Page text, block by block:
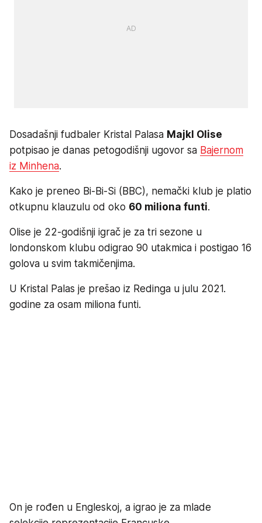
Dosadašnji fudbaler Kristal Palasa Majkl Olise
potpisao je danas petogodišnji ugovor sa Bajernom
iz Minhena.
Kako je preneo Bi-Bi-Si (BBC), nemački klub je platio
otkupnu klauzulu od oko 60 miliona funti.
Olise je 22-godišnji igrač je za tri sezone u
londonskom klubu odigrao 90 utakmica i postigao 16
golova u svim takmičenjima.
U Kristal Palas je prešao iz Redinga u julu 2021.
godine za osam miliona funti.
On je rođen u Engleskoj, a igrao je za mlade